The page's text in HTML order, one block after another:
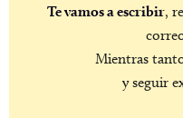
Te vamos a escribir,
Mientras
y seguir